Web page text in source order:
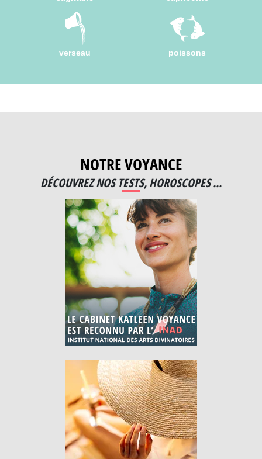
verseau poissons
NOTRE VOYANCE
DÉCOUVREZ NOS TESTS, HOROSCOPES ...